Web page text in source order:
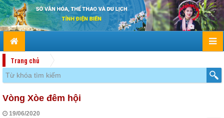
Trang chủ
Vòng Xòe đêm hội
19/06/2020